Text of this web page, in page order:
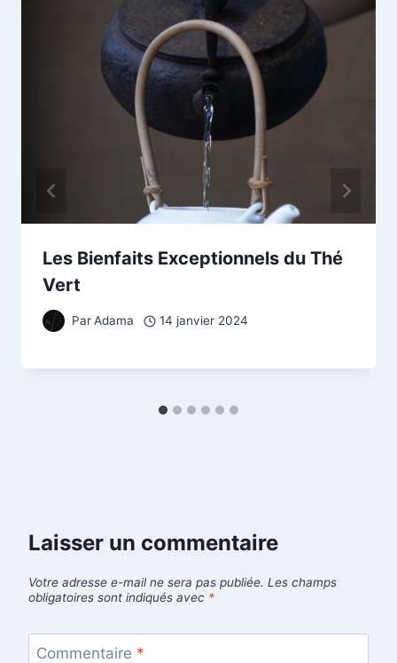
Les Bienfaits Exceptionnels du Thé
Vert
ParAdama 14 janvier 2024
Laisser un commentaire
Votre adresse e-mail ne sera pas publiée. Les champs
obligatoires sont indiqués avec *
Commentaire *